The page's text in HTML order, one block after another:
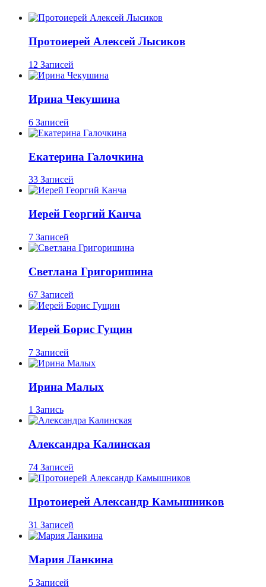
Протоиерей Алексей Лысиков
12 Записей
Ирина Чекушина
6 Записей
Екатерина Галочкина
33 Записей
Иерей Георгий Канча
7 Записей
Светлана Григоришина
67 Записей
Иерей Борис Гущин
7 Записей
Ирина Малых
1 Запись
Александра Калинская
74 Записей
Протоиерей Александр Камышников
31 Записей
Мария Ланкина
5 Записей